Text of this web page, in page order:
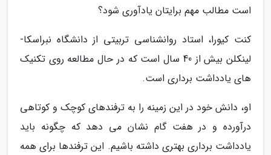
است مطالب مهم برایتان یادآوری شود؟
کنت کیورا، استاد روانشناسی تربیتی از دانشگاه نبراسکا-
لینکلن بیش از 40 سال است که در حال مطالعه روی تکنیک
های یادداشت برداری است.
او، دانش خود در این زمینه را به ترفندهای کوچک و کوتاهی
درآورده و در هفت گام نشان می دهد که چگونه باید
یادداشت برداری بهتری داشته باشیم. این ترفندها برای همه